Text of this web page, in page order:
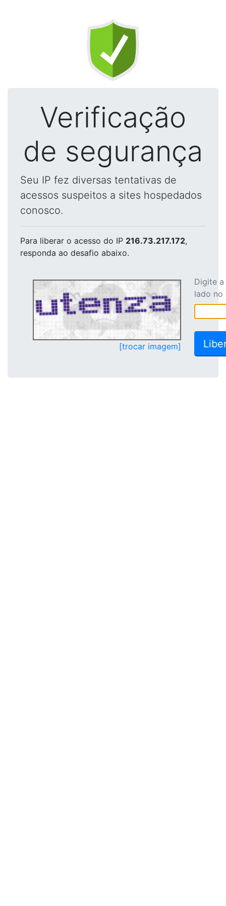
Verificação
de segurança
Seu IP fez diversas tentativas de
acessos suspeitos a sites hospedados
conosco.
Para liberar o acesso do IP 216.73.217.172,
responda ao desafio abaixo.
[trocar imagem]
Digite
lado no